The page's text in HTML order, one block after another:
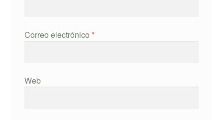
Correo electrónico *
Web